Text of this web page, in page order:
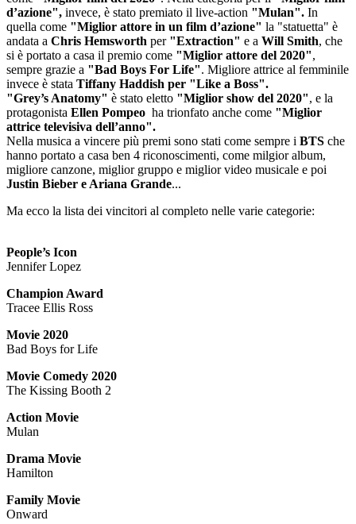
d’azione", invece, è stato premiato il live-action "Mulan". In
quella come "Miglior attore in un film d’azione" la "statuetta" è
andata a Chris Hemsworth per "Extraction" e a Will Smith, che
si è portato a casa il premio come "Miglior attore del 2020",
sempre grazie a "Bad Boys For Life". Migliore attrice al femminile
invece è stata Tiffany Haddish per "Like a Boss".
"Grey’s Anatomy" è stato eletto "Miglior show del 2020", e la
protagonista Ellen Pompeo ha trionfato anche come "Miglior
attrice televisiva dell’anno".
Nella musica a vincere più premi sono stati come sempre i BTS che
hanno portato a casa ben 4 riconoscimenti, come milgior album,
migliore canzone, miglior gruppo e miglior video musicale e poi
Justin Bieber e Ariana Grande...
Ma ecco la lista dei vincitori al completo nelle varie categorie:
People’s Icon
Jennifer Lopez
Champion Award
Tracee Ellis Ross
Movie 2020
Bad Boys for Life
Movie Comedy 2020
The Kissing Booth 2
Action Movie
Mulan
Drama Movie
Hamilton
Family Movie
Onward